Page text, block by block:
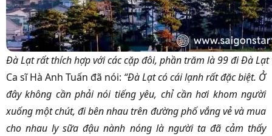
Đà Lạt rất thích hợp với các cặp đôi, phần trăm là 99 đi Đà Lạt
Ca sĩ Hà Anh Tuấn đã nói: “Đà Lạt có cái lạnh rất đặc biệt. Ở
đây không cần phải nói tiếng yêu, chỉ cần hơi khom người
xuống một chút, đi bên nhau trên đường phố vắng vẻ và mua
cho nhau ly sữa đậu nành nóng là người ta đã cảm thấy